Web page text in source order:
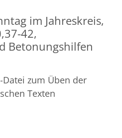
im Jahreskreis,
42,
Betonungshilfen
zum Üben der
Texten